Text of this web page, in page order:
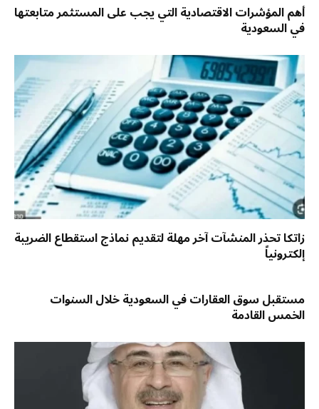
أهم المؤشرات الاقتصادية التي يجب على المستثمر متابعتها
في السعودية
زاتكا تحذر المنشآت آخر مهلة لتقديم نماذج استقطاع الضريبة
إلكترونياً
مستقبل سوق العقارات في السعودية خلال السنوات
الخمس القادمة